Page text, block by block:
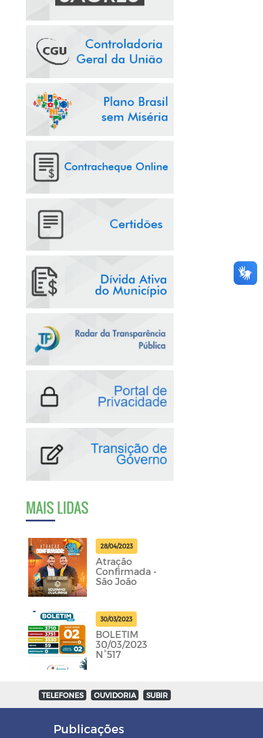
MAIS LIDAS
28/04/2023
Atração
Confirmada -
São João
30/03/2023
BOLETIM
30/03/2023
N°517
TELEFONES OUVIDORIA SUBIR
Publicações